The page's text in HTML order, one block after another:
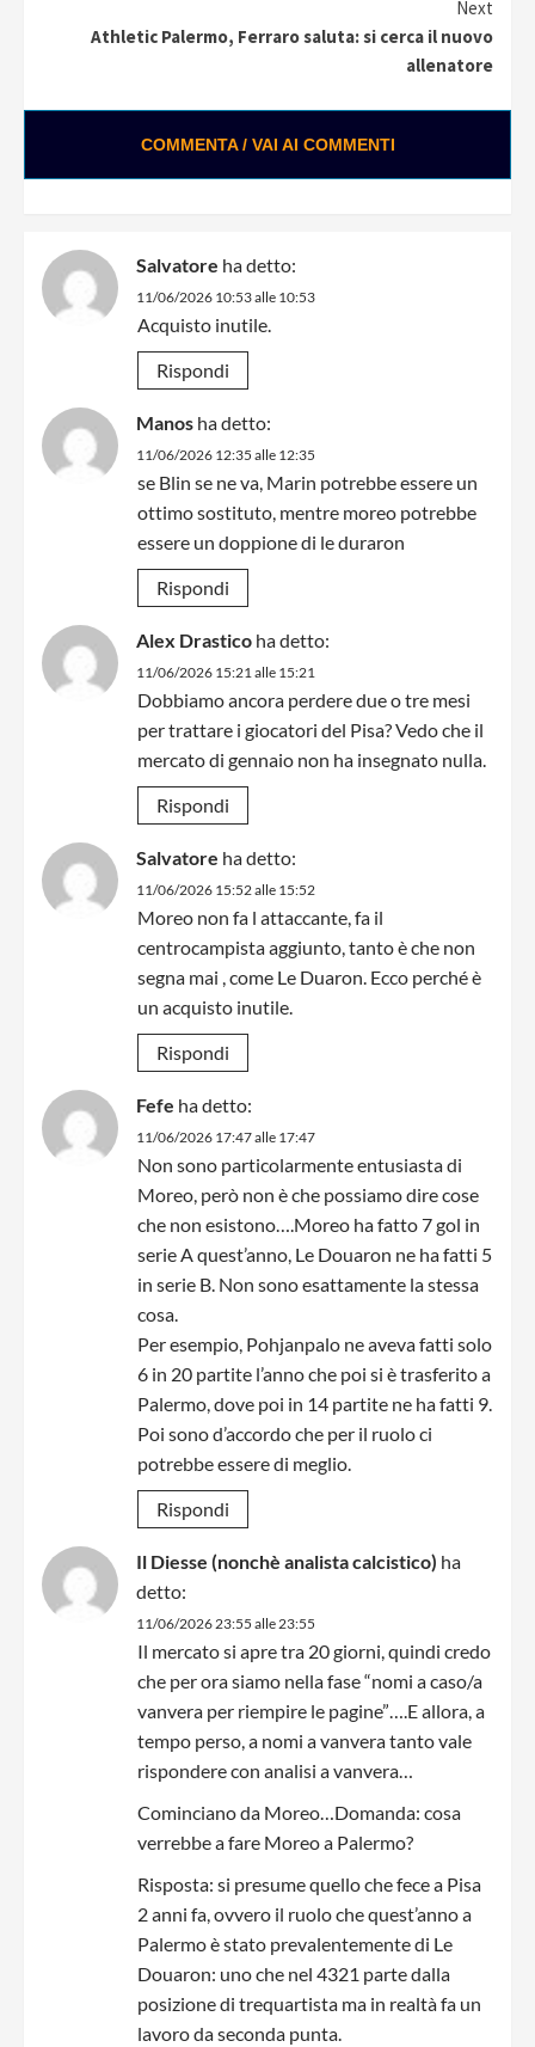
Next
Athletic Palermo, Ferraro saluta: si cerca il nuovo
allenatore
COMMENTA / VAI AI COMMENTI
Salvatore ha detto:
11/06/2026 10:53 alle 10:53
Acquisto inutile.
Rispondi
Manos ha detto:
11/06/2026 12:35 alle 12:35
se Blin se ne va, Marin potrebbe essere un
ottimo sostituto, mentre moreo potrebbe
essere un doppione di le duraron
Rispondi
Alex Drastico ha detto:
11/06/2026 15:21 alle 15:21
Dobbiamo ancora perdere due o tre mesi
per trattare i giocatori del Pisa? Vedo che il
mercato di gennaio non ha insegnato nulla.
Rispondi
Salvatore ha detto:
11/06/2026 15:52 alle 15:52
Moreo non fa l attaccante, fa il
centrocampista aggiunto, tanto è che non
segna mai , come Le Duaron. Ecco perché è
un acquisto inutile.
Rispondi
Fefe ha detto:
11/06/2026 17:47 alle 17:47
Non sono particolarmente entusiasta di
Moreo, però non è che possiamo dire cose
che non esistono….Moreo ha fatto 7 gol in
serie A quest’anno, Le Douaron ne ha fatti 5
in serie B. Non sono esattamente la stessa
cosa.
Per esempio, Pohjanpalo ne aveva fatti solo
6 in 20 partite l’anno che poi si è trasferito a
Palermo, dove poi in 14 partite ne ha fatti 9.
Poi sono d’accordo che per il ruolo ci
potrebbe essere di meglio.
Rispondi
Il Diesse (nonchè analista calcistico) ha
detto:
11/06/2026 23:55 alle 23:55
Il mercato si apre tra 20 giorni, quindi credo
che per ora siamo nella fase “nomi a caso/a
vanvera per riempire le pagine”….E allora, a
tempo perso, a nomi a vanvera tanto vale
rispondere con analisi a vanvera…
Cominciano da Moreo…Domanda: cosa
verrebbe a fare Moreo a Palermo?
Risposta: si presume quello che fece a Pisa
2 anni fa, ovvero il ruolo che quest’anno a
Palermo è stato prevalentemente di Le
Douaron: uno che nel 4321 parte dalla
posizione di trequartista ma in realtà fa un
lavoro da seconda punta.